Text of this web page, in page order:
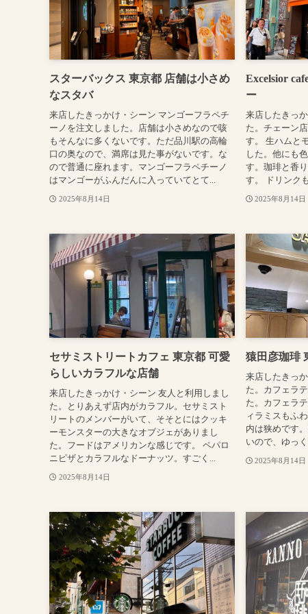
スターバックス 東京都 店舗は小さめ
なスタバ
来店したきっかけ・シーン マンゴーフラペチ
ーノを注文しました。店舗は小さめなので咳
もそんなに多くないです。ただ品川駅の高輪
口の奥なので、満席は見た事がないです。な
ので普通に座れます。マンゴーフラペチーノ
はマンゴーがふんだんに入っていてとて...
2025年8月14日
Excelsior
ー
来店したきっ
た。チェーン
す。 生ハムと
した。他にも
す。珈琲と香
す。 ドリンク
2025年8月14日
セサミストリートカフェ 東京都 可愛
らしいカラフルな店舗
来店したきっかけ・シーン 友人と利用しまし
た。とりあえず店内がカラフル。セサミスト
リートのメンバーがいて、そそとにはクッキ
ーモンスターの大きなオブジェがありまし
た。フードはアメリカンな感じです。 ペパロ
ニピザとカラフルなドーナッツ。すごく...
2025年8月14日
猿田彦珈琲
来店したきっ
た。カフェラ
た。カフェラ
ィラミスもふ
内は狭めです
いので、ゆっ
2025年8月14日